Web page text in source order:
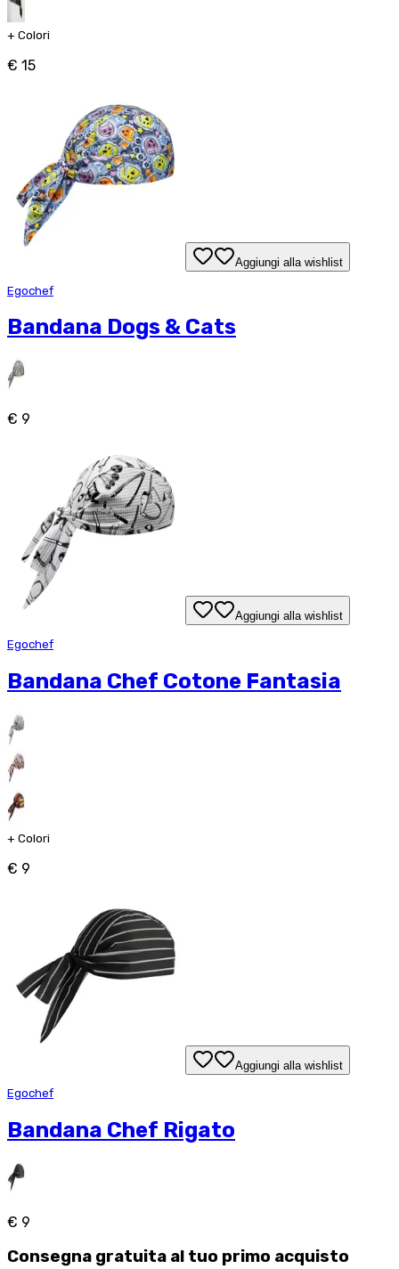
+ Colori
€ 15
Aggiungi alla wishlist
Egochef
Bandana Dogs & Cats
€ 9
Aggiungi alla wishlist
Egochef
Bandana Chef Cotone Fantasia
+ Colori
€ 9
Aggiungi alla wishlist
Egochef
Bandana Chef Rigato
€ 9
Consegna gratuita al tuo primo acquisto